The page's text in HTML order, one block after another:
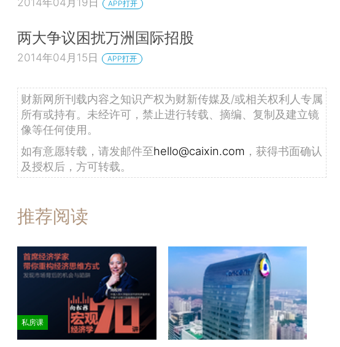
APP打开
两大争议困扰万洲国际招股
2014年04月15日 APP打开
财新网所刊载内容之知识产权为财新传媒及/或相关权利人专属
所有或持有。未经许可，禁止进行转载、摘编、复制及建立镜
像等任何使用。
如有意愿转载，请发邮件至hello@caixin.com ，获得书面确认
及授权后，方可转载。
推荐阅读
私房课